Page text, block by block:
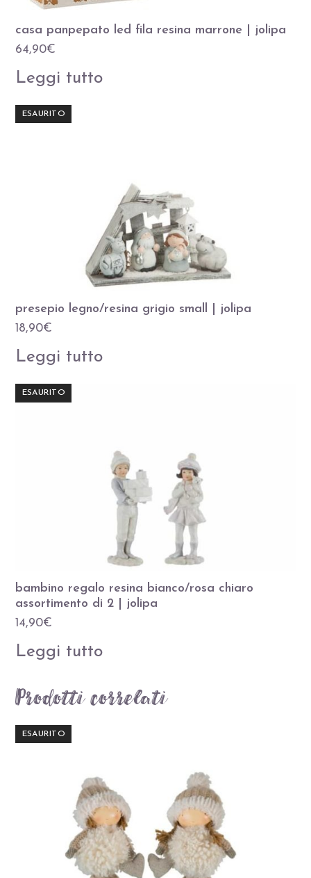
casa panpepato led fila resina marrone | jolipa
64,90€
Leggi tutto
ESAURITO
presepio legno/resina grigio small | jolipa
18,90€
Leggi tutto
ESAURITO
bambino regalo resina bianco/rosa chiaro
assortimento di 2 | jolipa
14,90€
Leggi tutto
Prodotti correlati
ESAURITO